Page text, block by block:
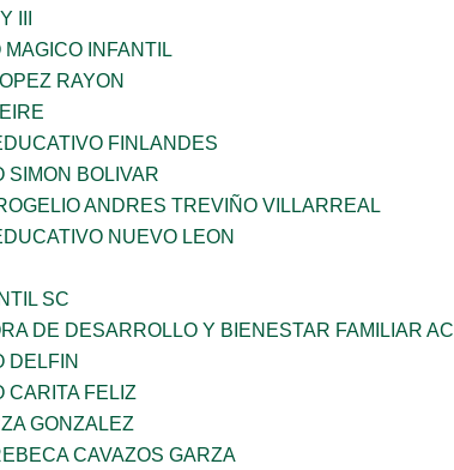
III
MAGICO INFANTIL
RAYON
FINLANDES
SIMON BOLIVAR
ANDRES TREVIÑO VILLARREAL
NUEVO LEON
SC
DE DESARROLLO Y BIENESTAR FAMILIAR AC
DELFIN
CARITA FELIZ
GONZALEZ
CAVAZOS GARZA